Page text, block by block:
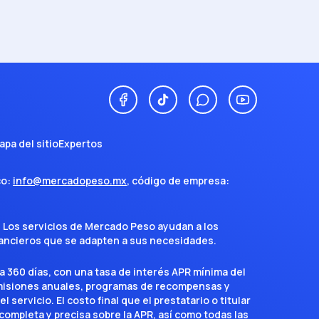
del sitioExpertos
info@mercadopeso.mx, código de empresa:
servicios de Mercado Peso ayudan a los
que se adapten a sus necesidades.
días, con una tasa de interés APR mínima del
anuales, programas de recompensas y
servicio. El costo final que el prestatario o titular
y precisa sobre la APR, así como todas las